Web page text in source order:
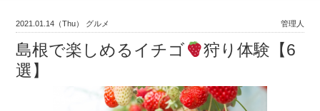
2021.01.14（Thu） グルメ 管理人
島根で楽しめるイチゴ
狩り体験【6
選】